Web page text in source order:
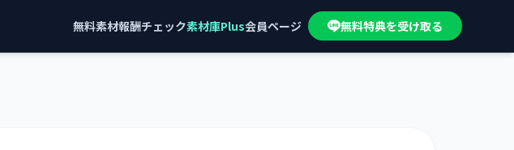
無料素材報酬チェック素材庫Plus会員ページ 無料特典を受け取る